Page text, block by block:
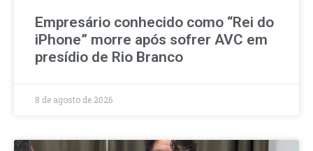
Empresário conhecido como “Rei do
iPhone” morre após sofrer AVC em
presídio de Rio Branco
8 de agosto de 2026